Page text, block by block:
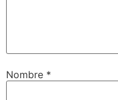
Nombre *